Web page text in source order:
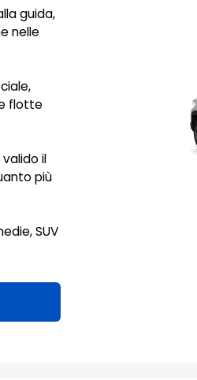
guida,
nelle
flotte
il
più
SUV